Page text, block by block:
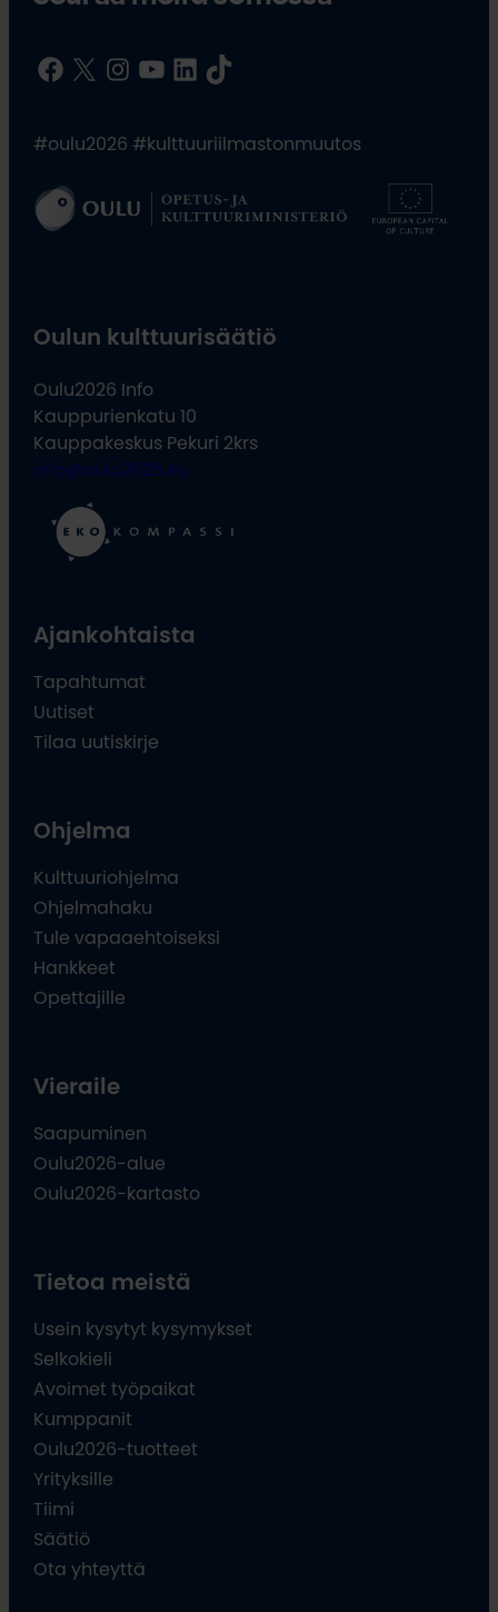
Facebook X InstagramYouTube LinkedIn TikTok
#oulu2026 #kulttuuriilmastonmuutos
Oulun kulttuurisäätiö
Oulu2026 Info
Kauppurienkatu 10
Kauppakeskus Pekuri 2krs
info@oulu2026.eu
Ajankohtaista
Tapahtumat
Uutiset
Tilaa uutiskirje
Ohjelma
Kulttuuriohjelma
Ohjelmahaku
Tule vapaaehtoiseksi
Hankkeet
Opettajille
Vieraile
Saapuminen
Oulu2026-alue
Oulu2026-kartasto
Tietoa meistä
Usein kysytyt kysymykset
Selkokieli
Avoimet työpaikat
Kumppanit
Oulu2026-tuotteet
Yrityksille
Tiimi
Säätiö
Ota yhteyttä